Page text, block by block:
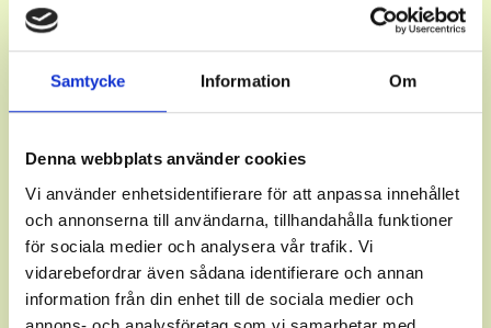
Samtycke Information Om
Denna webbplats använder cookies
Vi använder enhetsidentifierare för att anpassa innehållet
och annonserna till användarna, tillhandahålla funktioner
för sociala medier och analysera vår trafik. Vi
vidarebefordrar även sådana identifierare och annan
information från din enhet till de sociala medier och
Scenkonst Öst AB
Norrköpings Symfoniorkester
602 32 Norrköping
info@norrkopingssymfoniorkester.se
Biljettfrågor
infobiljett@scenkonstost.se
Du kan inte boka biljetter via mejl